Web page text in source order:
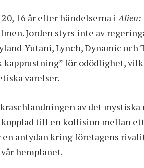
16 år efter händelserna iAlien:
Jorden styrs inte av
Yutani, Lynch, Dynamic och
kapprustning” för odödlighet,
varelser.
av det mystiska
kopplad till en kollision mellan
en antydan kring företagens
hemplanet.